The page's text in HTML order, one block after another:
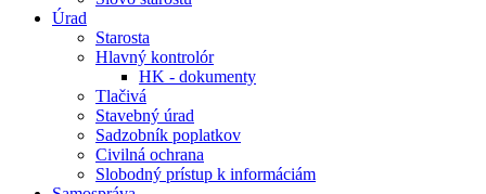
Úrad
Starosta
Hlavný kontrolór
HK - dokumenty
Tlačivá
Stavebný úrad
Sadzobník poplatkov
Civilná ochrana
Slobodný prístup k informáciám